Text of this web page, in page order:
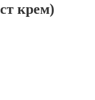
крем)